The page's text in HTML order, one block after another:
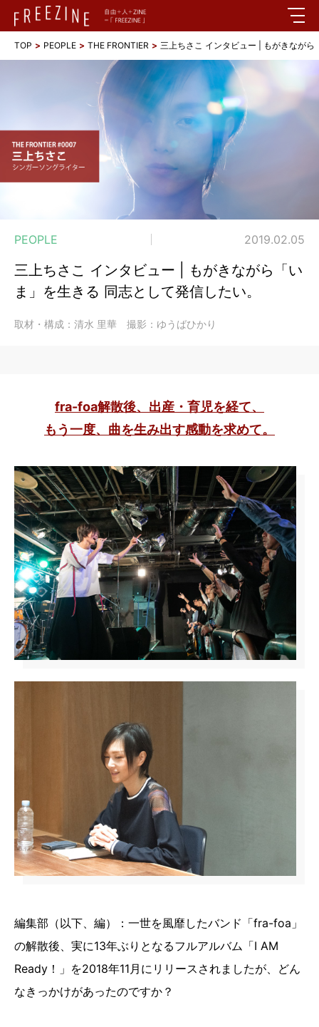
TOP PEOPLE THE FRONTIER 三上ちさこ インタビュー | もがきなが
PEOPLE 2019.02.05
三上ちさこ インタビュー | もがきながら「い
ま」を生きる 同志として発信したい。
取材・構成：清水 里華 撮影：ゆうばひかり
fra-foa解散後、出産・育児を経て、
もう一度、曲を生み出す感動を求めて。
編集部（以下、編）：一世を風靡したバンド「fra-foa」
の解散後、実に13年ぶりとなるフルアルバム「I AM
Ready！」を2018年11月にリリースされましたが、どん
なきっかけがあったのですか？